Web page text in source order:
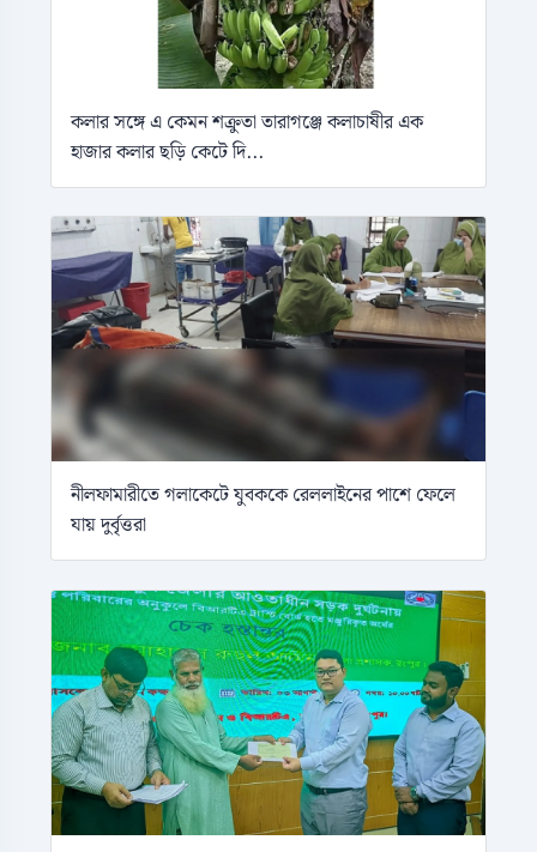
কলার সঙ্গে এ কেমন শক্রুতা তারাগঞ্জে কলাচাষীর এক
হাজার কলার ছড়ি কেটে দি...
নীলফামারীতে গলাকেটে যুবককে রেললাইনের পাশে ফেলে
যায় দুর্বৃত্তরা